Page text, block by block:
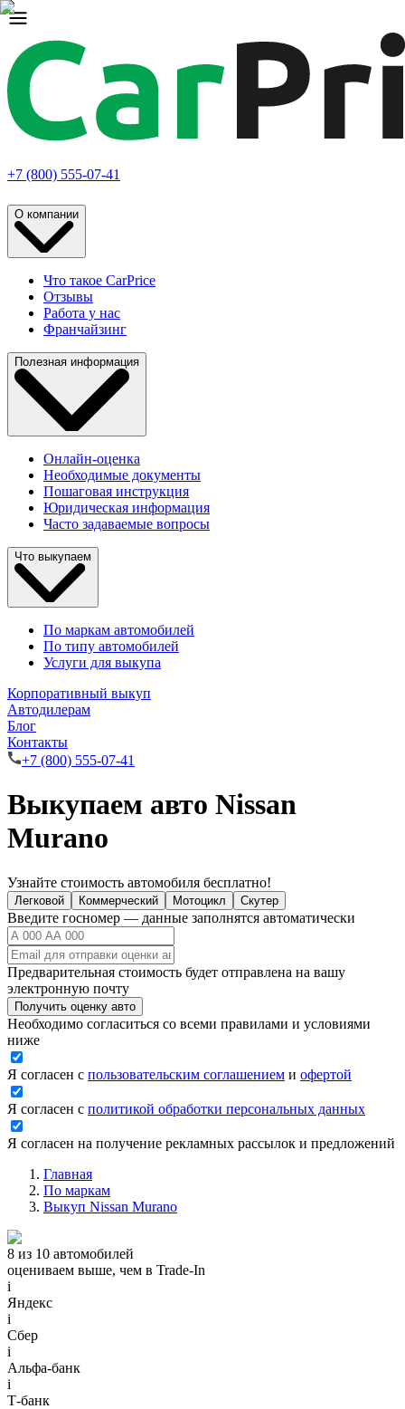
+7 (800) 555-07-41
О компании
Что такое CarPrice
Отзывы
Работа у нас
Франчайзинг
Полезная информация
Онлайн-оценка
Необходимые документы
Пошаговая инструкция
Юридическая информация
Часто задаваемые вопросы
Что выкупаем
По маркам автомобилей
По типу автомобилей
Услуги для выкупа
Корпоративный выкуп
Автодилерам
Блог
Контакты
+7 (800) 555-07-41
Выкупаем авто Nissan
Murano
Узнайте стоимость автомобиля бесплатно!
Легковой Коммерческий Мотоцикл Скутер
Введите госномер — данные заполнятся автоматически
Предварительная стоимость будет отправлена на вашу
электронную почту
Получить оценку авто
Необходимо согласиться со всеми правилами и условиями
ниже
Я согласен с пользовательским соглашением и офертой
Я согласен с политикой обработки персональных данных
Я согласен на получение рекламных рассылок и предложений
Главная
По маркам
Выкуп Nissan Murano
8 из 10 автомобилей
оцениваем выше, чем в Trade‑In
i
Яндекс
i
Сбер
i
Альфа-банк
i
Т-банк